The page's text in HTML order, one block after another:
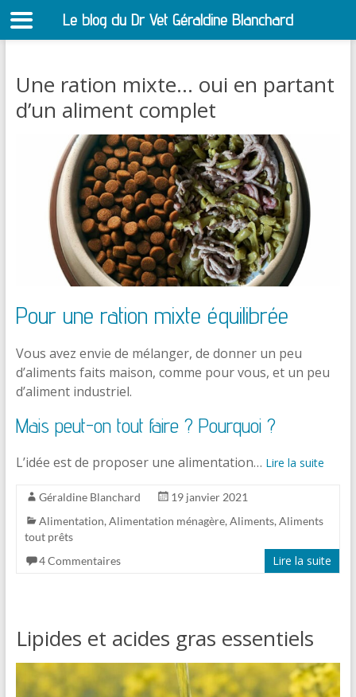
Une ration mixte… oui en partant
d’un aliment complet
Pour une ration mixte équilibrée
Vous avez envie de mélanger, de donner un peu
d’aliments faits maison, comme pour vous, et un peu
d’aliment industriel.
Mais peut-on tout faire ? Pourquoi ?
L’idée est de proposer une alimentation… Lire la suite
Géraldine Blanchard
19 janvier 2021
Alimentation, Alimentation ménagère, Aliments, Aliments
tout prêts
4 Commentaires
Lire la suite
Lipides et acides gras essentiels
Le blog du Dr Vet Géraldine Blanchard